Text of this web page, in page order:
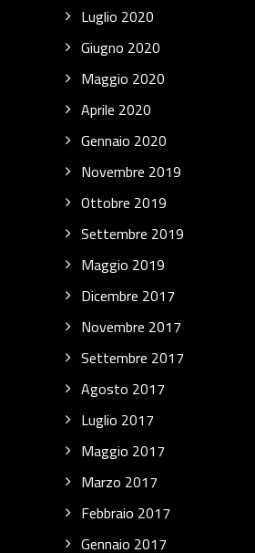
Luglio 2020
Giugno 2020
Maggio 2020
Aprile 2020
Gennaio 2020
Novembre 2019
Ottobre 2019
Settembre 2019
Maggio 2019
Dicembre 2017
Novembre 2017
Settembre 2017
Agosto 2017
Luglio 2017
Maggio 2017
Marzo 2017
Febbraio 2017
Gennaio 2017